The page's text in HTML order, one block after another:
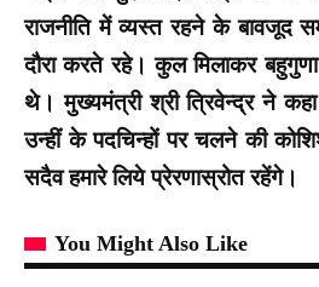
राजनीति में व्यस्त रहने के बावजूद
दौरा करते रहे। कुल मिलाकर
थे।मुख्यमंत्री श्री त्रिवेन्द्र ने
उन्हीं के पदचिन्हों पर चलने की
सदैव हमारे लिये प्रेरणास्रोत रहेंगे।
You Might Also Like